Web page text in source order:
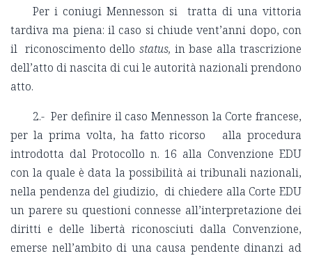
Per i coniugi Mennesson si tratta di una vittoria
tardiva ma piena: il caso si chiude vent’anni dopo, con
il riconoscimento dello status, in base alla trascrizione
dell’atto di nascita di cui le autorità nazionali prendono
atto.
2.- Per definire il caso Mennesson la Corte francese,
per la prima volta, ha fatto ricorso alla procedura
introdotta dal Protocollo n. 16 alla Convenzione EDU
con la quale è data la possibilità ai tribunali nazionali,
nella pendenza del giudizio, di chiedere alla Corte EDU
un parere su questioni connesse all’interpretazione dei
diritti e delle libertà riconosciuti dalla Convenzione,
emerse nell’ambito di una causa pendente dinanzi ad